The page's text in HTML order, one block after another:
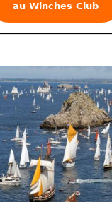
au Winches Club